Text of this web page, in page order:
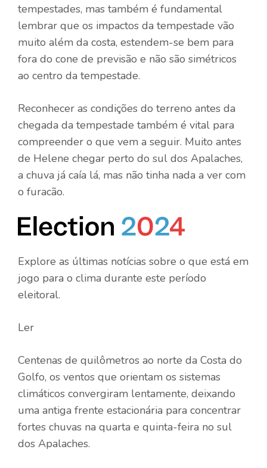
tempestades, mas também é fundamental
lembrar que os impactos da tempestade vão
muito além da costa, estendem-se bem para
fora do cone de previsão e não são simétricos
ao centro da tempestade.
Reconhecer as condições do terreno antes da
chegada da tempestade também é vital para
compreender o que vem a seguir. Muito antes
de Helene chegar perto do sul dos Apalaches,
a chuva já caía lá, mas não tinha nada a ver com
o furacão.
Explore as últimas notícias sobre o que está em
jogo para o clima durante este período
eleitoral.
Ler
Centenas de quilômetros ao norte da Costa do
Golfo, os ventos que orientam os sistemas
climáticos convergiram lentamente, deixando
uma antiga frente estacionária para concentrar
fortes chuvas na quarta e quinta-feira no sul
dos Apalaches.